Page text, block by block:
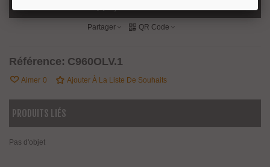
Partager QR Code
Référence: C960OLV.1
Aimer 0 Ajouter À La Liste De Souhaits
PRODUITS LIÉS
Pas d'objet